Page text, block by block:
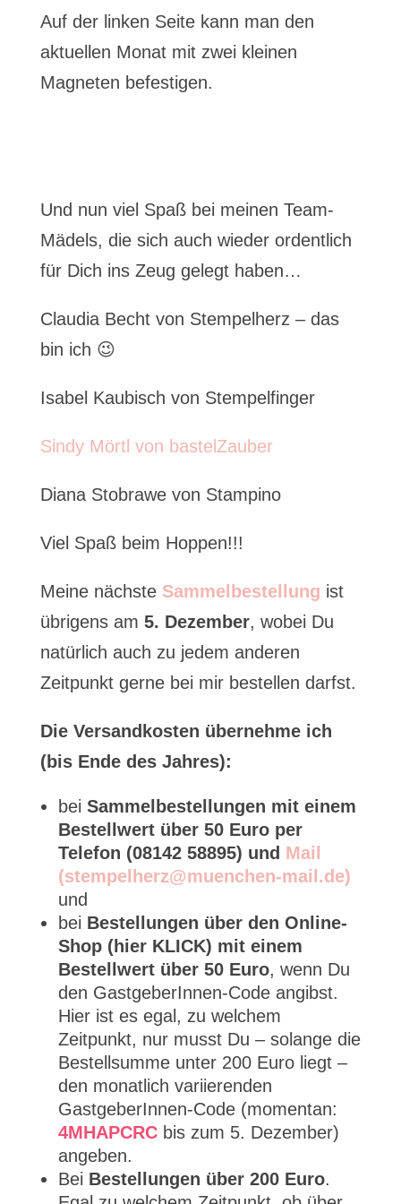
Auf der linken Seite kann man den
aktuellen Monat mit zwei kleinen
Magneten befestigen.
Und nun viel Spaß bei meinen Team-
Mädels, die sich auch wieder ordentlich
für Dich ins Zeug gelegt haben…
Claudia Becht von Stempelherz – das
bin ich 😉
Isabel Kaubisch von Stempelfinger
Sindy Mörtl von bastelZauber
Diana Stobrawe von Stampino
Viel Spaß beim Hoppen!!!
Meine nächste Sammelbestellung ist
übrigens am 5. Dezember, wobei Du
natürlich auch zu jedem anderen
Zeitpunkt gerne bei mir bestellen darfst.
Die Versandkosten übernehme ich
(bis Ende des Jahres):
bei Sammelbestellungen mit einem
Bestellwert über 50 Euro per
Telefon (08142 58895) und Mail
(stempelherz@muenchen-mail.de)
und
bei Bestellungen über den Online-
Shop (hier KLICK) mit einem
Bestellwert über 50 Euro, wenn Du
den GastgeberInnen-Code angibst.
Hier ist es egal, zu welchem
Zeitpunkt, nur musst Du – solange die
Bestellsumme unter 200 Euro liegt –
den monatlich variierenden
GastgeberInnen-Code (momentan:
4MHAPCRCbis zum 5. Dezember)
angeben.
Bei Bestellungen über 200 Euro.